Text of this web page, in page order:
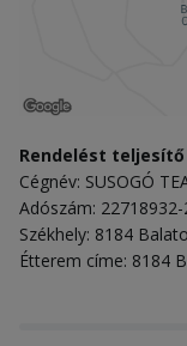
Rendelést
Cégnév: SUSOGÓ
Adószám: 22718932-
Székhely: 8184
Étterem címe: 8184